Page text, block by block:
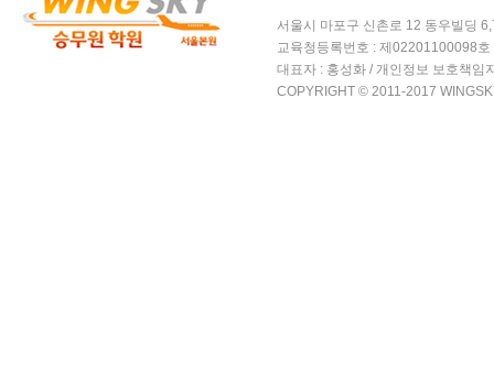
서울시 마포구 신촌로 12 동우빌딩
교육청등록번호 : 제02201100098
대표자 : 홍성화 / 개인정보 보호책임
COPYRIGHT © 2011-2017